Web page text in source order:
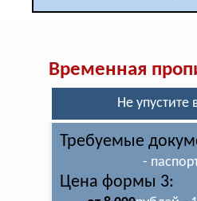
Временная
Не
Требуемые
-
Цена формы 3: